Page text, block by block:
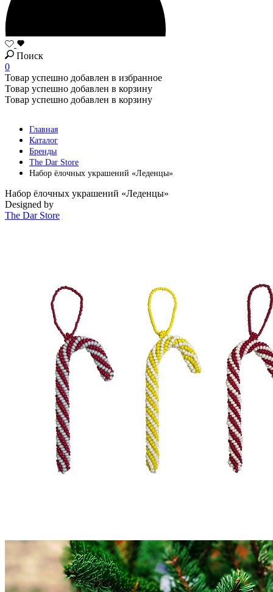
Поиск
0
Товар успешно добавлен в избранное
Товар успешно добавлен в корзину
Товар успешно добавлен в корзину
Главная
Каталог
Бренды
The Dar Store
Набор ёлочных украшений «Леденцы»
Набор ёлочных украшений «Леденцы»
Designed by
The Dar Store